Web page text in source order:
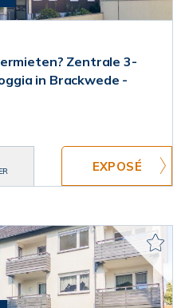
Zentrale 3-
in Brackwede -